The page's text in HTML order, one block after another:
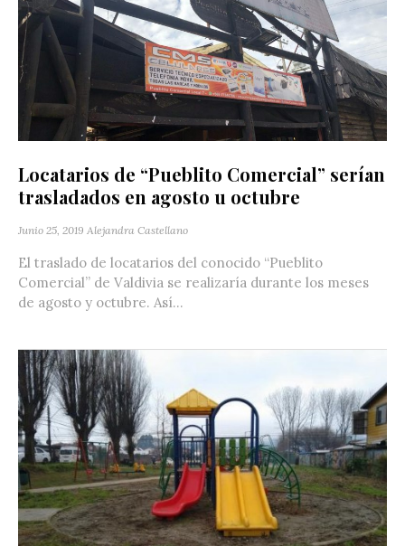
Locatarios de “Pueblito Comercial” serían
trasladados en agosto u octubre
Junio 25, 2019 Alejandra Castellano
El traslado de locatarios del conocido “Pueblito
Comercial” de Valdivia se realizaría durante los meses
de agosto y octubre. Así...